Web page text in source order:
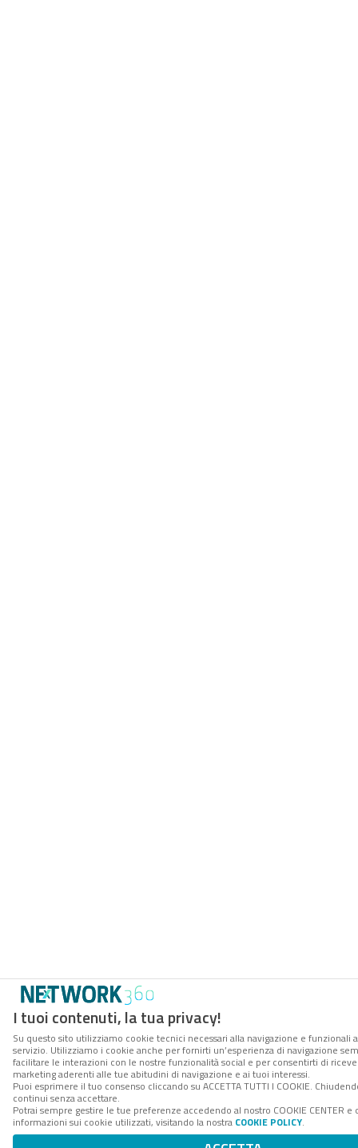
I tuoi contenuti, la tua privacy!
Su questo sito utilizziamo cookie tecnici necessari alla navigazione e funzionali
servizio. Utilizziamo i cookie anche per fornirti un’esperienza di navigazione
facilitare le interazioni con le nostre funzionalità social e per consentirti di
marketing aderenti alle tue abitudini di navigazione e ai tuoi interessi.
Puoi esprimere il tuo consenso cliccando su ACCETTA TUTTI I COOKIE.
continui senza accettare.
Potrai sempre gestire le tue preferenze accedendo al nostro COOKIE CENTER
informazioni sui cookie utilizzati, visitando la nostra COOKIE POLICY.